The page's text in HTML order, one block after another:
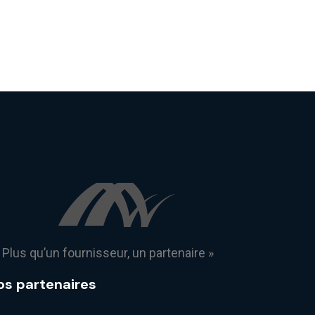
Plus qu’un fournisseur, un partenaire »
partenaires